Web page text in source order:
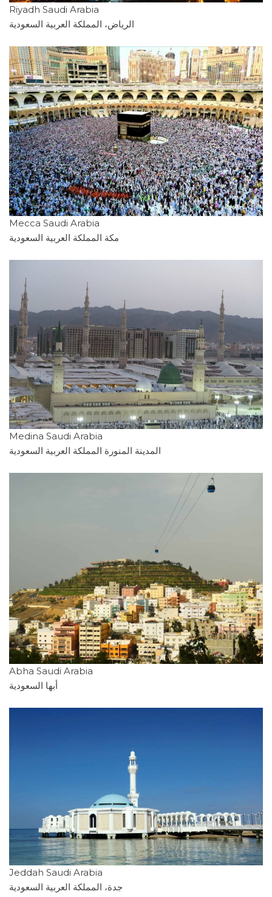
Riyadh Saudi Arabia
الرياض، المملكة العربية السعودية
Mecca Saudi Arabia
مكة المملكة العربية السعودية
Medina Saudi Arabia
المدينة المنورة المملكة العربية السعودية
Abha Saudi Arabia
أبها السعودية
Jeddah Saudi Arabia
جدة، المملكة العربية السعودية